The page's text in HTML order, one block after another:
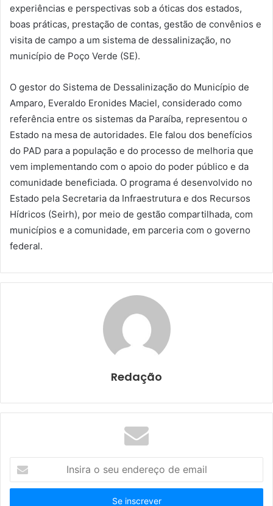
experiências e perspectivas sob a óticas dos estados,
boas práticas, prestação de contas, gestão de convênios e
visita de campo a um sistema de dessalinização, no
município de Poço Verde (SE).
O gestor do Sistema de Dessalinização do Município de
Amparo, Everaldo Eronides Maciel, considerado como
referência entre os sistemas da Paraíba, representou o
Estado na mesa de autoridades. Ele falou dos benefícios
do PAD para a população e do processo de melhoria que
vem implementando com o apoio do poder público e da
comunidade beneficiada. O programa é desenvolvido no
Estado pela Secretaria da Infraestrutura e dos Recursos
Hídricos (Seirh), por meio de gestão compartilhada, com
municípios e a comunidade, em parceria com o governo
federal.
Redação
s